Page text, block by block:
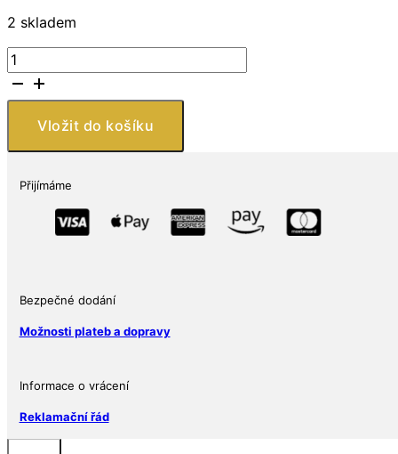
2 skladem
Stříbrná
mince
Čína
Unicorn
25.
Restrike
množství
Vložit do košíku
Přijímáme
Bezpečné dodání
Možnosti plateb a dopravy
Informace o vrácení
Reklamační řád